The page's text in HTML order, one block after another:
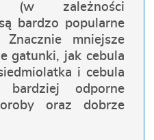
(w zależności
bardzo popularne
mniejsze
gatunki, jak cebula
i cebula
bardziej odporne
oraz dobrze